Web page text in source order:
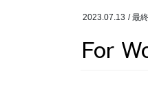
2023.07.13 / 最
For